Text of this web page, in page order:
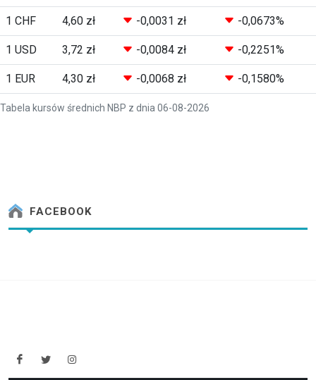
Tabela kursów średnich NBP z dnia 06-08-2026
1 CHF 4,60 zł -0,0031 zł -0,0673%
1 USD 3,72 zł -0,0084 zł -0,2251%
1 EUR 4,30 zł -0,0068 zł -0,1580%
FACEBOOK